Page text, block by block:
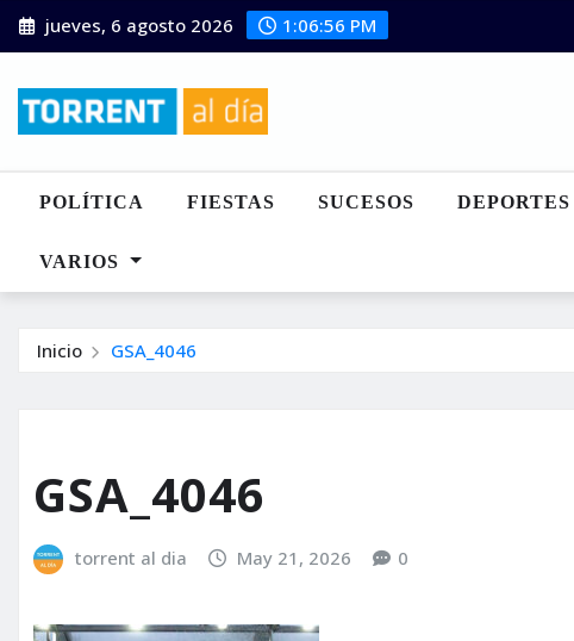
Saltar
al
jueves, 6 agosto 2026 1:06:57 PM
POLÍTICA FIESTAS SUCESOS DEPORTES
VARIOS
Inicio GSA_4046
GSA_4046
torrent al dia May 21, 2026 0